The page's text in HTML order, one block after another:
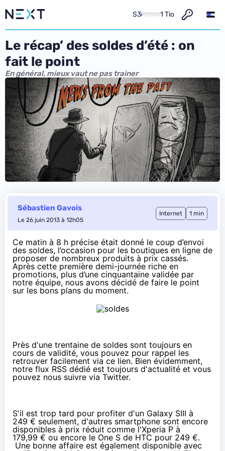
S3 1 Tio
Le récap’ des soldes d’été : on
fait le point
En général, mieux vaut ne pas trainer
Sébastien Gavois
Le 26 juin 2013 à 12h05
Internet 1 min
Ce matin à 8 h précise était donné le coup d’envoi
des soldes, l’occasion pour les boutiques en ligne de
proposer de nombreux produits à prix cassés.
Après cette première demi-journée riche en
promotions, plus d’une cinquantaine validée par
notre équipe, nous avons décidé de faire le point
sur les bons plans du moment.
Près d'une trentaine de soldes sont toujours en
cours de validité, vous pouvez pour rappel les
retrouver facilement via ce lien. Bien évidemment,
notre flux RSS dédié est toujours d'actualité et vous
pouvez nous suivre via Twitter.
S'il est trop tard pour profiter d'un Galaxy SIII à
249 € seulement, d'autres smartphone sont encore
disponibles à prix réduit comme l'Xperia P à
179,99 € ou encore le One S de HTC pour 249 €.
Une bonne affaire est également disponible avec